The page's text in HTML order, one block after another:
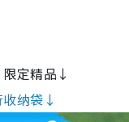
定精品↓
纳袋↓